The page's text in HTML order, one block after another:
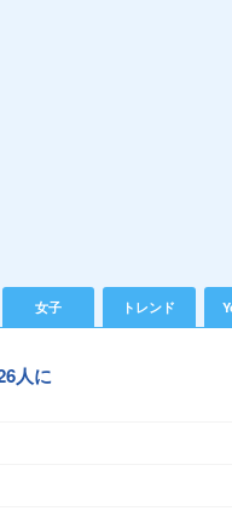
女子 トレンド
人に